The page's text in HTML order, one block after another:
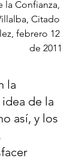
la Confianza,
Citado
febrero 12
de 2011
la
de la
así, y los